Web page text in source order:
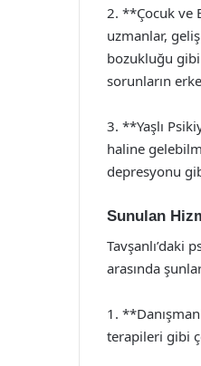
2. **Çocuk ve
uzmanlar,
bozukluğu
sorunların
3. **Yaşlı
haline
depresyonu
Sunulan
Tavşanlı’daki
arasında
1.
terapileri gibi